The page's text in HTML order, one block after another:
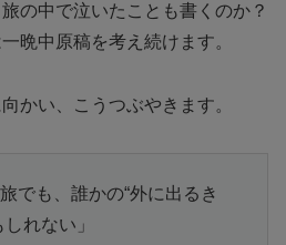
の中で泣いたことも書くのか？
晩中原稿を考え続けます。
かい、こうつぶやきます。
でも、誰かの“外に出るき
れない」